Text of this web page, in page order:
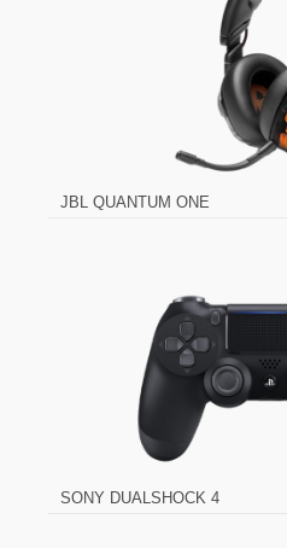
JBL QUANTUM ONE
SONY DUALSHOCK 4